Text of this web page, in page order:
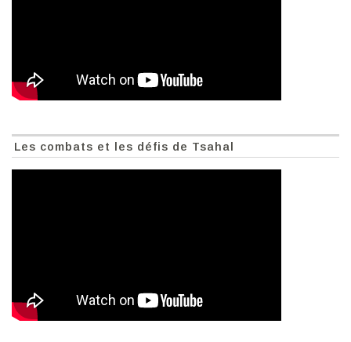
Les combats et les défis de Tsahal